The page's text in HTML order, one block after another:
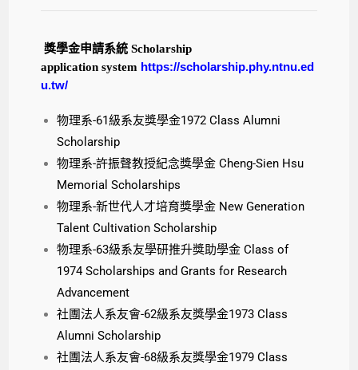
獎學金申請系統Scholarship
application system https://scholarship.phy.ntnu.ed
u.tw/
物理系-61級系友獎學金1972 Class Alumni
Scholarship
物理系-許振聲教授紀念獎學金 Cheng-Sien Hsu
Memorial Scholarships
物理系-新世代人才培育獎學金 New Generation
Talent Cultivation Scholarship
物理系-63級系友學研推升獎助學金 Class of
1974 Scholarships and Grants for Research
Advancement
社團法人系友會-62級系友獎學金1973 Class
Alumni Scholarship
社團法人系友會-68級系友獎學金1979 Class